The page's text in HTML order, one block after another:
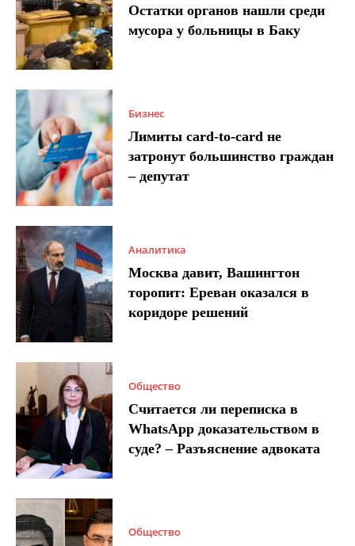
Остатки органов нашли среди
мусора у больницы в Баку
Бизнес
Лимиты card-to-card не
затронут большинство граждан
– депутат
Аналитика
Москва давит, Вашингтон
торопит: Ереван оказался в
коридоре решений
Общество
Считается ли переписка в
WhatsApp доказательством в
суде? – Разъяснение адвоката
Общество